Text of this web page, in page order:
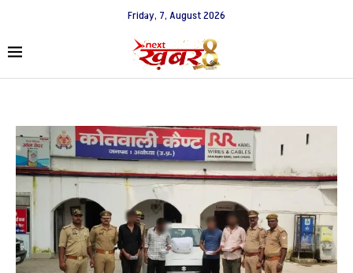
Friday, 7, August 2026